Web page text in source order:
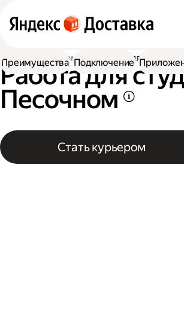
Работа курьером Работа для
Работа для
Песочном
Стать курьером
Преимущества Подключение